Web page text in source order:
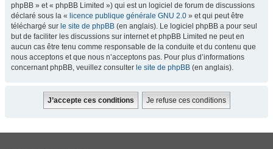
phpBB » et « phpBB Limited ») qui est un logiciel de forum de discussions
déclaré sous la « licence publique générale GNU 2.0 » et qui peut être
téléchargé sur le site de phpBB (en anglais). Le logiciel phpBB a pour seul
but de faciliter les discussions sur internet et phpBB Limited ne peut en
aucun cas être tenu comme responsable de la conduite et du contenu que
nous acceptons et que nous n’acceptons pas. Pour plus d’informations
concernant phpBB, veuillez consulter le site de phpBB (en anglais).